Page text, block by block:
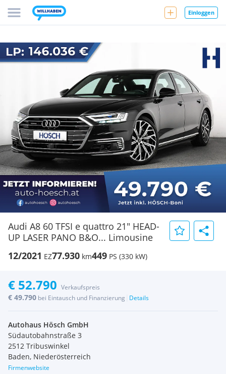
Einloggen
Audi A8 60 TFSI e quattro 21" HEAD-
UP LASER PANO B&O... Limousine
12/2021 EZ77.930 km449 PS (330 kW)
€ 52.790 Verkaufspreis
€ 49.790 bei Eintausch und Finanzierung Details
Autohaus Hösch GmbH
Südautobahnstraße 3
2512 Tribuswinkel
Baden, Niederösterreich
Firmenwebsite